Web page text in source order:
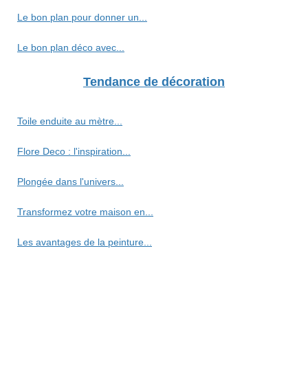
Le bon plan pour donner un...
Le bon plan déco avec...
Tendance de décoration
Toile enduite au mètre...
Flore Deco : l'inspiration...
Plongée dans l'univers...
Transformez votre maison en...
Les avantages de la peinture...